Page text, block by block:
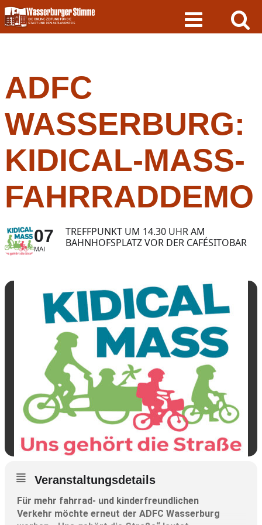
Skip
to
content
ADFC
WASSERBURG:
KIDICAL-MASS-
FAHRRADDEMO
07
MAI
TREFFPUNKT UM 14.30 UHR AM
BAHNHOFSPLATZ VOR DER CAFÉSITOBAR
Veranstaltungsdetails
Für mehr fahrrad- und kinderfreundlichen
Verkehr möchte erneut der ADFC Wasserburg